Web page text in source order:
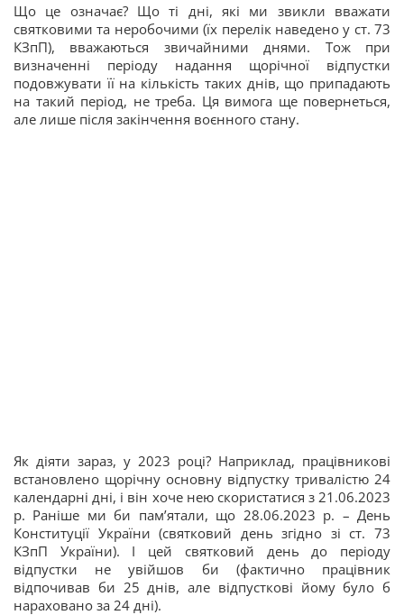
Що це означає? Що ті дні, які ми звикли вважати
святковими та неробочими (їх перелік наведено у ст. 73
КЗпП), вважаються звичайними днями. Тож при
визначенні періоду надання щорічної відпустки
подовжувати її на кількість таких днів, що припадають
на такий період, не треба. Ця вимога ще повернеться,
але лише після закінчення воєнного стану.
Як діяти зараз, у 2023 році? Наприклад, працівникові
встановлено щорічну основну відпустку тривалістю 24
календарні дні, і він хоче нею скористатися з 21.06.2023
р. Раніше ми би пам’ятали, що 28.06.2023 р. – День
Конституції України (святковий день згідно зі ст. 73
КЗпП України). І цей святковий день до періоду
відпустки не увійшов би (фактично працівник
відпочивав би 25 днів, але відпусткові йому було б
нараховано за 24 дні).